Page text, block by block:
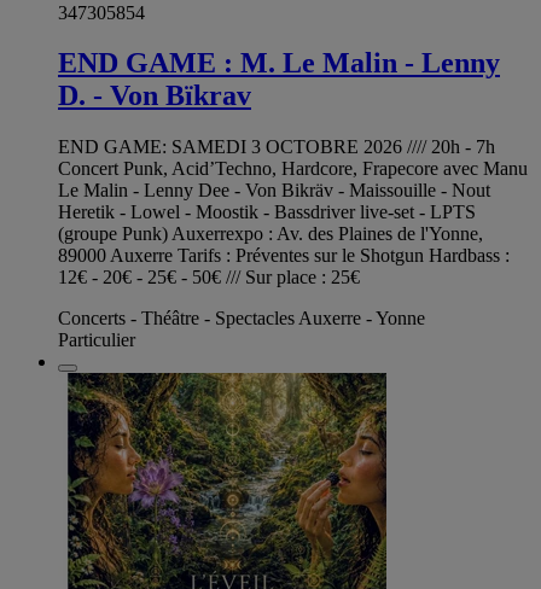
347305854
END GAME : M. Le Malin - Lenny
D. - Von Bïkrav
END GAME: SAMEDI 3 OCTOBRE 2026 //// 20h - 7h
Concert Punk, Acid’Techno, Hardcore, Frapecore avec Manu
Le Malin - Lenny Dee - Von Bikräv - Maissouille - Nout
Heretik - Lowel - Moostik - Bassdriver live-set - LPTS
(groupe Punk) Auxerrexpo : Av. des Plaines de l'Yonne,
89000 Auxerre Tarifs : Préventes sur le Shotgun Hardbass :
12€ - 20€ - 25€ - 50€ /// Sur place : 25€
Concerts - Théâtre - Spectacles Auxerre - Yonne
Particulier